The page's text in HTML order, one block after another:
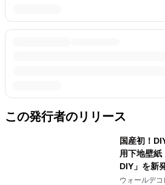
この発行者のリリース
国産初！
用下地壁
DIY」を新
に！貼って
ウォールデ